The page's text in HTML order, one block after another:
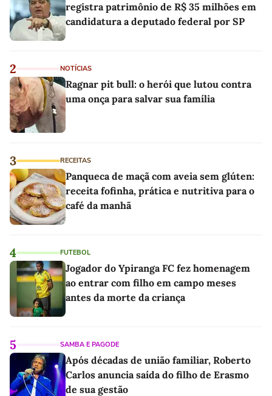
registra patrimônio de R$ 35 milhões em
candidatura a deputado federal por SP
2 NOTÍCIAS
Ragnar pit bull: o herói que lutou contra
uma onça para salvar sua família
3 RECEITAS
Panqueca de maçã com aveia sem glúten:
receita fofinha, prática e nutritiva para o
café da manhã
4 FUTEBOL
Jogador do Ypiranga FC fez homenagem
ao entrar com filho em campo meses
antes da morte da criança
5 SAMBA E PAGODE
Após décadas de união familiar, Roberto
Carlos anuncia saída do filho de Erasmo
de sua gestão